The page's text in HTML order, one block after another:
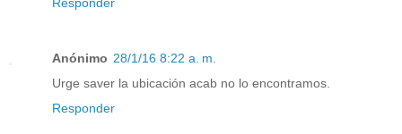
Anónimo 28/1/16 8:22 a. m.
Urge saver la ubicación acab no lo encontramos.
Responder